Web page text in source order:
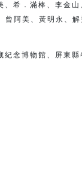
、希．滿棒、李金山
曾阿美、 黃明永、
念博物館、 屏東縣